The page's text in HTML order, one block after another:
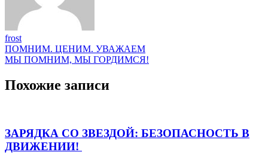
frost
Навигация
по
записям
ПОМНИМ. ЦЕНИМ. УВАЖАЕМ
МЫ ПОМНИМ, МЫ ГОРДИМСЯ!
Похожие записи
ЗАРЯДКА СО ЗВЕЗДОЙ: БЕЗОПАСНОСТЬ В
ДВИЖЕНИИ! ‍